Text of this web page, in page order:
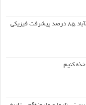
طراحی شهری محدوده قلعه وکیل‌آباد ۸۵ درصد پیشرفت فیزیکی
کنیم